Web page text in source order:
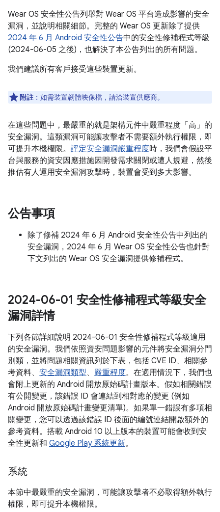
Wear OS 安全性公告列舉對 Wear OS 平台造成影響的安全
漏洞，並說明相關細節。完整的 Wear OS 更新除了提供
2024 年 6 月 Android 安全性公告中的安全性修補程式等級
(2024-06-05 之後)，也解決了本公告列出的所有問題。
我們建議所有客戶接受這些裝置更新。
附註 ：如需裝置韌體映像檔，請洽裝置供應商。
在這些問題中，最嚴重的就是架構元件中嚴重程度「高」的
安全漏洞。這類漏洞可能讓攻擊者不需要額外執行權限，即
可提升本機權限。 評定安全漏洞嚴重程度時，我們會假設平
台與服務的資安因應措施因開發需求關閉或遭人規避，然後
推估有人運用安全漏洞攻擊時，裝置會受到多大影響。
公告事項
除了修補 2024 年 6 月 Android 安全性公告中列出的
安全漏洞，2024 年 6 月 Wear OS 安全性公告也針對
下文列出的 Wear OS 安全漏洞提供修補程式。
2024-06-01 安全性修補程式等級安全
漏洞詳情
下列各節詳細說明 2024-06-01 安全性修補程式等級適用
的安全漏洞。我們依照資安問題影響的元件將安全漏洞分門
別類，並將問題相關資訊列於下表，包括 CVE ID、相關參
考資料、 安全漏洞類型、 嚴重程度。在適用情況下，我們也
會附上更新的 Android 開放原始碼計畫版本。假如相關錯誤
有公開變更，該錯誤 ID 會連結到相對應的變更 (例如
Android 開放原始碼計畫變更清單)。如果單一錯誤有多項相
關變更，您可以透過該錯誤 ID 後面的編號連結開啟額外的
參考資料。搭載 Android 10 以上版本的裝置可能會收到安
全性更新和 Google Play 系統更新。
系統
本節中最嚴重的安全漏洞，可能讓攻擊者不必取得額外執行
權限，即可提升本機權限。